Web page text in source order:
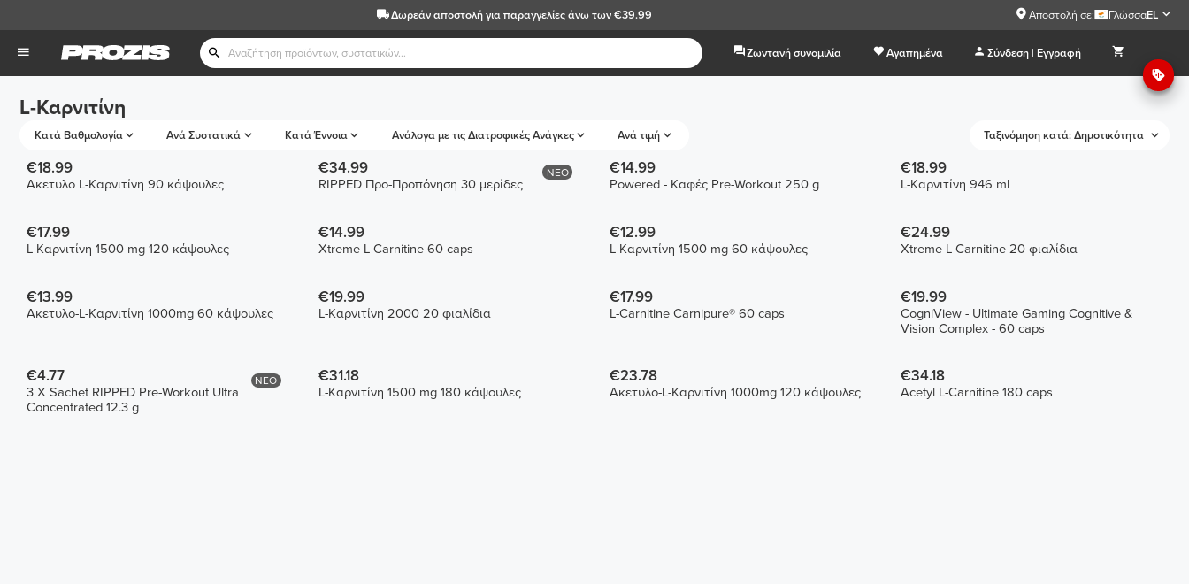
Δωρεάν αποστολήγια παραγγελίες άνω των €39.99 Αποστολή σε: ΓλώσσαEL
Ζωντανή συνομιλία Αγαπημένα Σύνδεση | Εγγραφή
L-Καρνιτίνη
Κατά Βαθμολογία Ανά Συστατικά Κατά Έννοια Ανάλογα με τις Διατροφικές Ανάγκες Ανά τιμή Ταξινόμηση κατά: Δημοτικότητα
€18.99
Ακετυλο L-Καρνιτίνη 90 κάψουλες
ΝΕΟ
€34.99
RIPPED Προ-Προπόνηση 30 μερίδες
€14.99
Powered - Καφές Pre-Workout 250 g
€18.99
L-Καρνιτίνη 946 ml
€17.99
L-Καρνιτίνη 1500 mg 120 κάψουλες
€14.99
Xtreme L-Carnitine 60 caps
€12.99
L-Καρνιτίνη 1500 mg 60 κάψουλες
€24.99
Xtreme L-Carnitine 20 φιαλίδια
€13.99
Ακετυλο-L-Καρνιτίνη 1000mg 60 κάψουλες
€19.99
L-Καρνιτίνη 2000 20 φιαλίδια
€17.99
L-Carnitine Carnipure® 60 caps
€19.99
CogniView - Ultimate Gaming Cognitive &
Vision Complex - 60 caps
ΝΕΟ
€4.77
3 X Sachet RIPPED Pre-Workout Ultra
Concentrated 12.3 g
€31.18
L-Καρνιτίνη 1500 mg 180 κάψουλες
€23.78
Ακετυλο-L-Καρνιτίνη 1000mg 120 κάψουλες
€34.18
Acetyl L-Carnitine 180 caps